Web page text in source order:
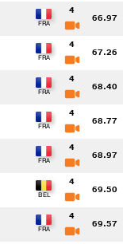
4
66.97
4
67.26
4
68.40
4
68.77
4
68.97
4
69.50
4
69.57